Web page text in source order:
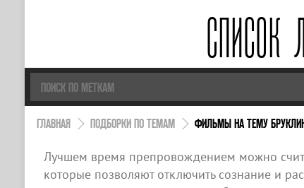
СПИСОК
ГЛАВНАЯ ПОДБОРКИ ПО ТЕМАМ ФИЛЬМЫ НА ТЕМУ
Лучшем время препровождением можно
которые позволяют отключить сознание и